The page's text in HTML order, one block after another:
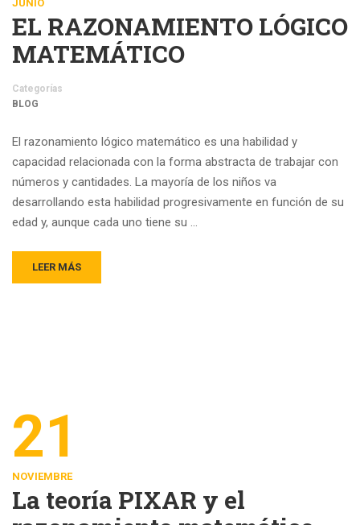
JUNIO
EL RAZONAMIENTO LÓGICO
MATEMÁTICO
Categorías
BLOG
El razonamiento lógico matemático es una habilidad y
capacidad relacionada con la forma abstracta de trabajar con
números y cantidades. La mayoría de los niños va
desarrollando esta habilidad progresivamente en función de su
edad y, aunque cada uno tiene su …
LEER MÁS
21
NOVIEMBRE
La teoría PIXAR y el